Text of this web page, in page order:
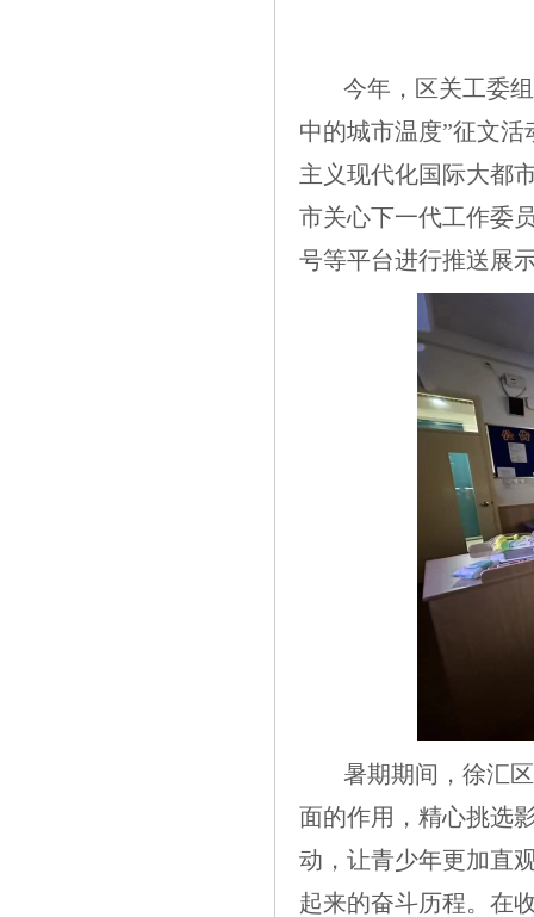
今年，区关工委
中的城市温度”征文
主义现代化国际大都
市关心下一代工作委
号等平台进行推送展
暑期期间，徐汇
面的作用，精心挑选
动，让青少年更加直
起来的奋斗历程。在